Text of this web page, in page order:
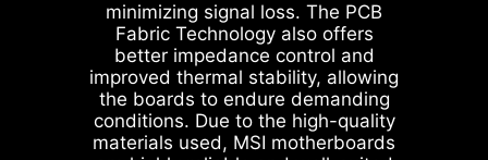
minimizing signal loss. The PCB
Fabric Technology also offers
better impedance control and
improved thermal stability, allowing
the boards to endure demanding
conditions. Due to the high-quality
materials used, MSI motherboards
KONSTRUKCJI PINÓW
ZASILANIA
Zwiększona stabilność:
Większa powierzchnia styku
zwiększa stabilność